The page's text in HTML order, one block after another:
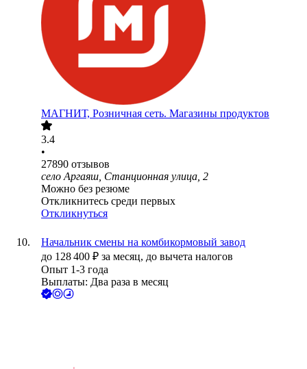
МАГНИТ, Розничная сеть. Магазины продуктов
3.4
•
27890 отзывов
село Аргаяш, Станционная улица, 2
Можно без резюме
Откликнитесь среди первых
Откликнуться
Начальник смены на комбикормовый завод
до 128 400 ₽ за месяц, до вычета налогов
Опыт 1-3 года
Выплаты: Два раза в месяц